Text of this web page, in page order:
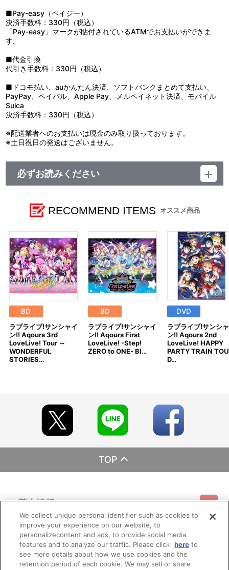
■Pay-easy（ペイジー）
決済手数料：330円（税込）
「Pay-easy」マークが貼付されているATMでお支払いができま
す。
■代金引換
代引き手数料：330円（税込）
■ドコモ払い、auかんたん決済、ソフトバンクまとめて支払い、
PayPay、ペイパル、Apple Pay、メルペイネット決済、モバイル
Suica
決済手数料：330円（税込）
※配送業者へのお支払いは現金のみ取り扱っております。
※土日祝日の発送はございません。
必ずお読みください
販売元 株式会社バンダイナムコフィルムワークス
RECOMMEND ITEMS オススメ商品
BD
ラブライブ!サンシャイ
ン!! Aqours 3rd
LoveLive! Tour ～
WONDERFUL
STORIES…
BD
ラブライブ!サンシャイ
ン!! Aqours First
LoveLive! -Step!
ZERO to ONE- Bl…
DVD
ラブライブ!サンシ
ン!! Aqours 2nd
LoveLive! HAPPY
PARTY TRAIN
D…
TOP
基本情報
利用規約 特定商取引法に基づく表示 プライバシーポリシー
プライバシーオプション 会社概要
ご利用情報
ご利用ガイド サイトマップ お問い合わせ
会員メニュー
We collect unique personal identifier such as cookies to
improve your experience on our website, to
personalizecontent and ads, to provide social media
features and to analyze our traffic. Please click here to
see more details about how we use cookies and the
retention period of each cookie. We may sell or share